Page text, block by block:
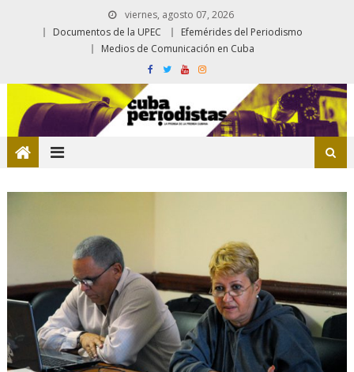
viernes, agosto 07, 2026
Documentos de la UPEC
Efemérides del Periodismo
Medios de Comunicación en Cuba